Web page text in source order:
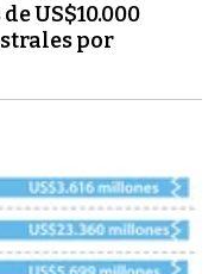
US$10.000
por